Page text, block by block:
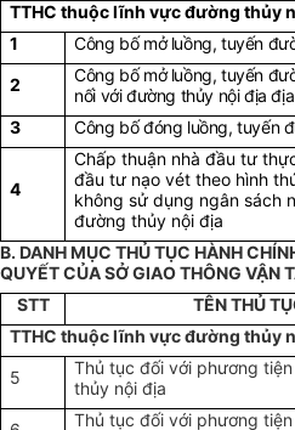
TTHC thuộc lĩnh vực đường thủy
1
Công bố mở luồng, tuyến
2
Công bố mở luồng, tuyến
nối với đường thủy nội địa
3
Công bố đóng luồng, tuyến
4
Chấp thuận nhà đầu tư
đầu tư nạo vét theo hình
không sử dụng ngân sách
đường thủy nội địa
B. DANH MỤC THỦ TỤC HÀNH
QUYẾT CỦA SỞ GIAO THÔNG VẬN
STT
TÊN THỦ
TTHC thuộc lĩnh vực đường thủy
5
Thủ tục đối với phương
thủy nội địa
Thủ tục đối với phương